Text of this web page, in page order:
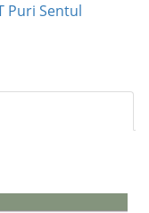
Puri Sentul